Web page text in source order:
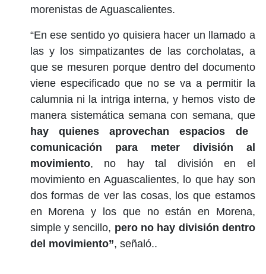
morenistas de Aguascalientes.
“En ese sentido yo quisiera hacer un llamado a
las y los simpatizantes de las corcholatas, a
que se mesuren porque dentro del documento
viene especificado que no se va a permitir la
calumnia ni la intriga interna, y hemos visto de
manera sistemática semana con semana, que
hay quienes aprovechan espacios de
comunicación para meter división al
movimiento, no hay tal división en el
movimiento en Aguascalientes, lo que hay son
dos formas de ver las cosas, los que estamos
en Morena y los que no están en Morena,
simple y sencillo, pero no hay división dentro
del movimiento”, señaló..